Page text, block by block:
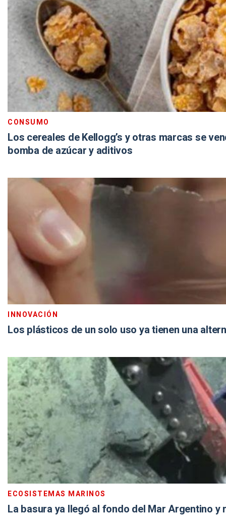
CONSUMO
Los cereales de Kellogg’s y otras marcas se
bomba de azúcar y aditivos
INNOVACIÓN
Los plásticos de un solo uso ya tienen una
ECOSISTEMAS MARINOS
La basura ya llegó al fondo del Mar Argentino